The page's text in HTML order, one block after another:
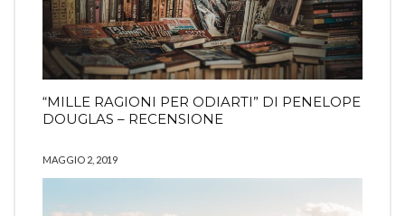
“MILLE RAGIONI PER ODIARTI” DI PENELOPE
DOUGLAS – RECENSIONE
MAGGIO 2, 2019